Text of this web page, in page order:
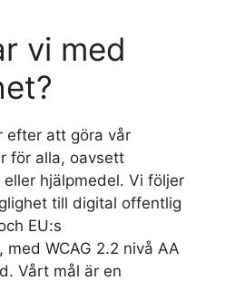
vi med
efter att göra vår
för alla, oavsett
hjälpmedel. Vi följer
till digital offentlig
EU:s
WCAG 2.2 nivå AA
Vårt mål är en